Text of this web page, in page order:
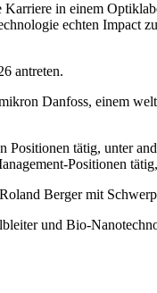
in einem
echten Impact
antreten.
Danfoss, einem
Positionen tätig, unter
Positionen
Berger mit
und Bio-